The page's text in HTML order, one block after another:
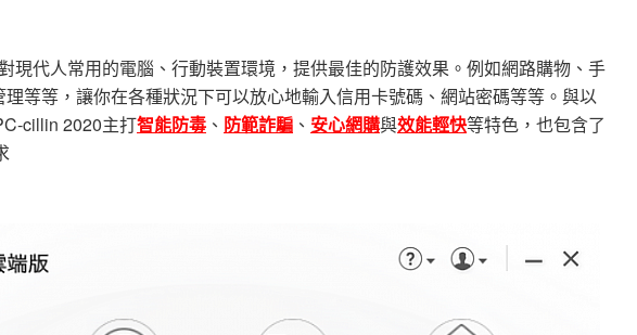
現代人常用的電腦、行動裝置環境，提供最佳的防護效果。例如網路購物、手
等等，讓你在各種狀況下可以放心地輸入信用卡號碼、網站密碼等等。與以
cillin 2020主打智能防毒 、 防範詐騙 、 安心網購與效能輕快等特色，也包含了